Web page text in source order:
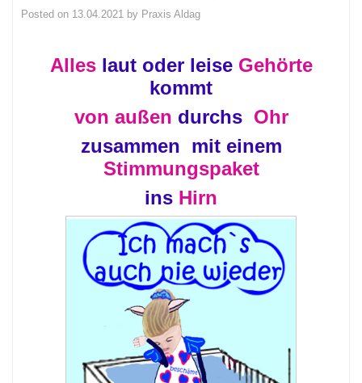
Posted on 13.04.2021 by Praxis Aldag
Alleslaut oder leise Gehörte
kommt
von außen durchs Ohr
zusammen mit einem
Stimmungspaket
ins Hirn